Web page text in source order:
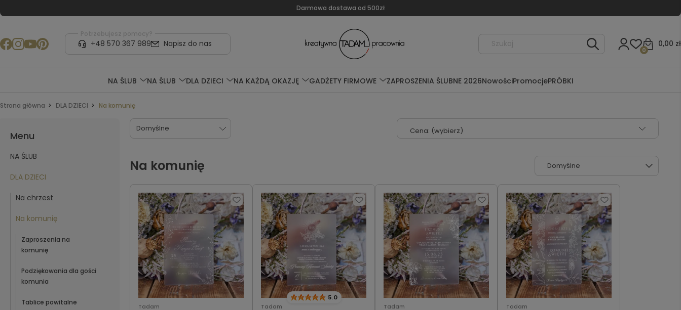
Darmowa dostawa od 500zł
Potrzebujesz pomocy?
+48 570 367 989 Napisz do nas 0,00 zł
0
NA ŚLUB NA ŚLUB DLA DZIECI NA KAŻDĄ OKAZJĘ GADŻETY FIRMOWE ZAPROSZENIA ŚLUBNE 2026NowościPromocjePRÓBKI
Strona główna DLA DZIECI Na komunię
Menu
NA ŚLUB
DLA DZIECI
Na chrzest
Na komunię
Zaproszenia na
komunię
Podziękowania dla gości
komunia
Tablice powitalne
Cena: (wybierz)
Na komunię
Tadam Tadam
5.0
Tadam Tadam